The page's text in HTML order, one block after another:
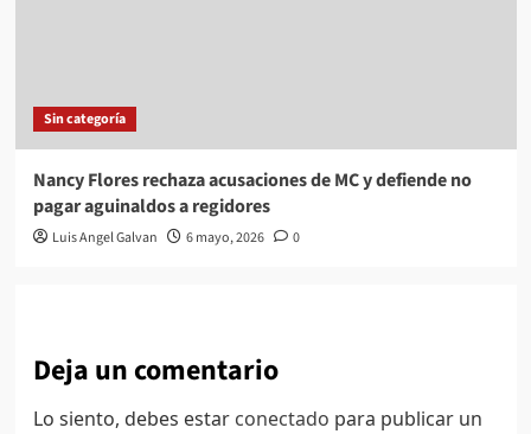
Sin categoría
Nancy Flores rechaza acusaciones de MC y defiende no
pagar aguinaldos a regidores
Luis Angel Galvan 6 mayo, 2026 0
Deja un comentario
Lo siento, debes estar conectado para publicar un